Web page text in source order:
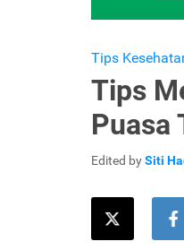
Tips
Tips
Puasa
Edited bySiti